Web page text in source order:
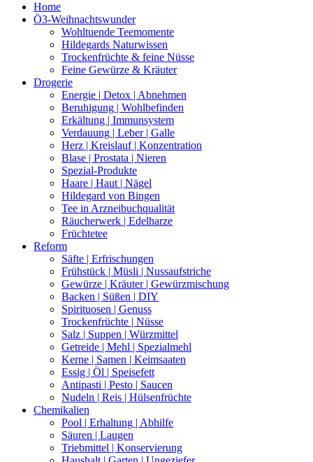
Home
Ö3-Weihnachtswunder
Wohltuende Teemomente
Hildegards Naturwissen
Trockenfrüchte & feine Nüsse
Feine Gewürze & Kräuter
Drogerie
Energie | Detox | Abnehmen
Beruhigung | Wohlbefinden
Erkältung | Immunsystem
Verdauung | Leber | Galle
Herz | Kreislauf | Konzentration
Blase | Prostata | Nieren
Spezial-Produkte
Haare | Haut | Nägel
Hildegard von Bingen
Tee in Arzneibuchqualität
Räucherwerk | Edelharze
Früchtetee
Reform
Säfte | Erfrischungen
Frühstück | Müsli | Nussaufstriche
Gewürze | Kräuter | Gewürzmischung
Backen | Süßen | DIY
Spirituosen | Genuss
Trockenfrüchte | Nüsse
Salz | Suppen | Würzmittel
Getreide | Mehl | Spezialmehl
Kerne | Samen | Keimsaaten
Essig | Öl | Speisefett
Antipasti | Pesto | Saucen
Nudeln | Reis | Hülsenfrüchte
Chemikalien
Pool | Erhaltung | Abhilfe
Säuren | Laugen
Triebmittel | Konservierung